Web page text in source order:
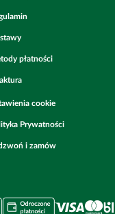
płatności
cookie
Prywatności
i zamów